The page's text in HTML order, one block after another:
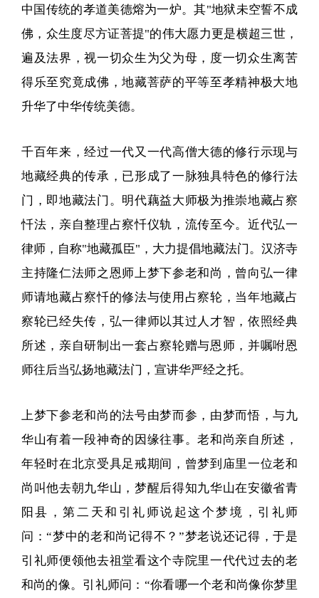
中国传统的孝道美德熔为一炉。其"地狱未空誓不成
佛，众生度尽方证菩提"的伟大愿力更是横超三世，
遍及法界，视一切众生为父为母，度一切众生离苦
得乐至究竟成佛，地藏菩萨的平等至孝精神极大地
升华了中华传统美德。
千百年来，经过一代又一代高僧大德的修行示现与
地藏经典的传承，已形成了一脉独具特色的修行法
门，即地藏法门。明代藕益大师极为推崇地藏占察
忏法，亲自整理占察忏仪轨，流传至今。近代弘一
律师，自称"地藏孤臣"，大力提倡地藏法门。汉济寺
主持隆仁法师之恩师上梦下参老和尚，曾向弘一律
师请地藏占察忏的修法与使用占察轮，当年地藏占
察轮已经失传，弘一律师以其过人才智，依照经典
所述，亲自研制出一套占察轮赠与恩师，并嘱咐恩
师往后当弘扬地藏法门，宣讲华严经之托。
上梦下参老和尚的法号由梦而参，由梦而悟，与九
华山有着一段神奇的因缘往事。老和尚亲自所述，
年轻时在北京受具足戒期间，曾梦到庙里一位老和
尚叫他去朝九华山，梦醒后得知九华山在安徽省青
阳县，第二天和引礼师说起这个梦境，引礼师
问：“梦中的老和尚记得不？”梦老说还记得，于是
引礼师便领他去祖堂看这个寺院里一代代过去的老
和尚的像。引礼师问：“你看哪一个老和尚像你梦里